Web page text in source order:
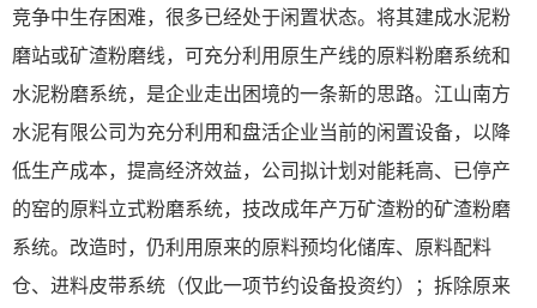
竞争中生存困难，很多已经处于闲置状态。将其建成水泥粉
磨站或矿渣粉磨线，可充分利用原生产线的原料粉磨系统和
水泥粉磨系统，是企业走出困境的一条新的思路。江山南方
水泥有限公司为充分利用和盘活企业当前的闲置设备，以降
低生产成本，提高经济效益，公司拟计划对能耗高、已停产
的窑的原料立式粉磨系统，技改成年产万矿渣粉的矿渣粉磨
系统。改造时，仍利用原来的原料预均化储库、原料配料
仓、进料皮带系统（仅此一项节约设备投资约）；拆除原来